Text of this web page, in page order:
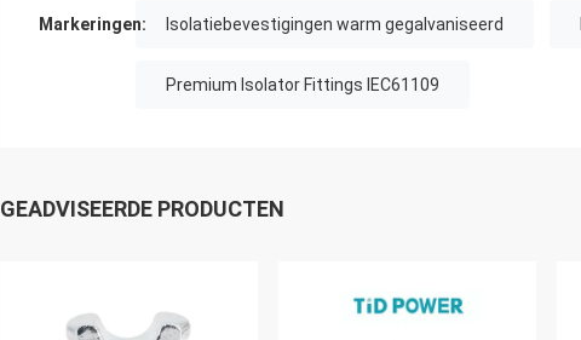
Markeringen: Isolatiebevestigingen warm gegalvaniseerd
Premium Isolator Fittings IEC61109
GEADVISEERDE PRODUCTEN